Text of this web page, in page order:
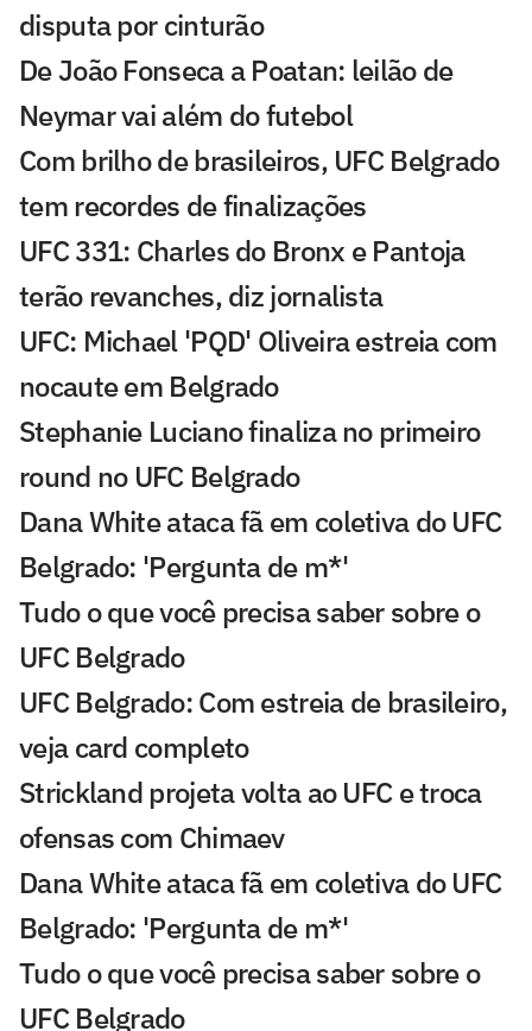
disputa por cinturão
De João Fonseca a Poatan: leilão de
Neymar vai além do futebol
Com brilho de brasileiros, UFC Belgrado
tem recordes de finalizações
UFC 331: Charles do Bronx e Pantoja
terão revanches, diz jornalista
UFC: Michael 'PQD' Oliveira estreia com
nocaute em Belgrado
Stephanie Luciano finaliza no primeiro
round no UFC Belgrado
Dana White ataca fã em coletiva do UFC
Belgrado: 'Pergunta de m*'
Tudo o que você precisa saber sobre o
UFC Belgrado
UFC Belgrado: Com estreia de brasileiro,
veja card completo
Strickland projeta volta ao UFC e troca
ofensas com Chimaev
Dana White ataca fã em coletiva do UFC
Belgrado: 'Pergunta de m*'
Tudo o que você precisa saber sobre o
UFC Belgrado